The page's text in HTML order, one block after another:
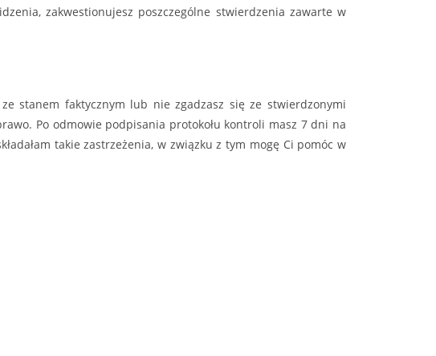
zakwestionujesz poszczególne stwierdzenia zawarte w
stanem faktycznym lub nie zgadzasz się ze stwierdzonymi
Po odmowie podpisania protokołu kontroli masz 7 dni na
takie zastrzeżenia, w związku z tym mogę Ci pomóc w